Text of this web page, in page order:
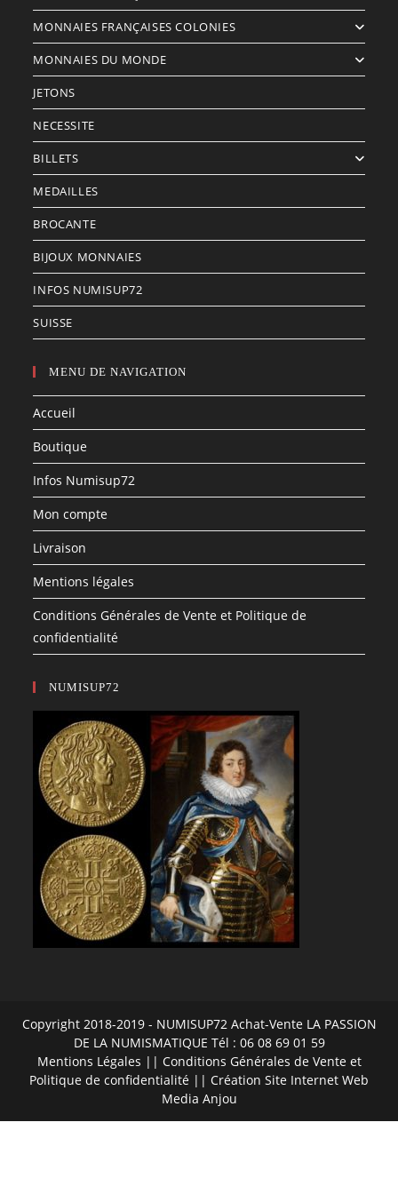
MONNAIES FRANÇAISES COLONIES
MONNAIES DU MONDE
JETONS
NECESSITE
BILLETS
MEDAILLES
BROCANTE
BIJOUX MONNAIES
INFOS NUMISUP72
SUISSE
MENU DE NAVIGATION
Accueil
Boutique
Infos Numisup72
Mon compte
Livraison
Mentions légales
Conditions Générales de Vente et Politique de
confidentialité
NUMISUP72
Copyright 2018-2019 - NUMISUP72 Achat-Vente LA PASSION
DE LA NUMISMATIQUE Tél : 06 08 69 01 59
Mentions Légales || Conditions Générales de Vente et
Politique de confidentialité || Création Site Internet Web
Media Anjou